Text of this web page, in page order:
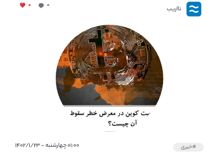
نااریب ۰ ۰
#خبری ۰۱:۰۰ چهارشنبه - ۱۴۰۲/۱/۲۳